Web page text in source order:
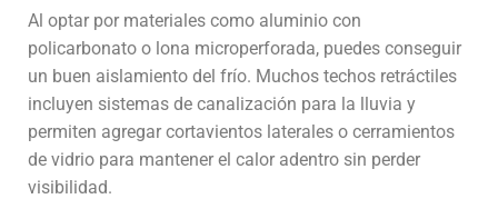
Al optar por materiales como aluminio con
policarbonato o lona microperforada, puedes conseguir
un buen aislamiento del frío. Muchos techos retráctiles
incluyen sistemas de canalización para la lluvia y
permiten agregar cortavientos laterales o cerramientos
de vidrio para mantener el calor adentro sin perder
visibilidad.